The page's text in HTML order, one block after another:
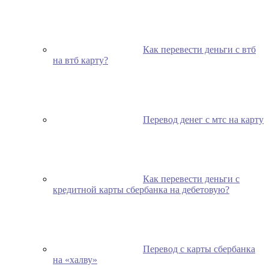
Как перевести деньги с втб
на втб карту?
Перевод денег с мтс на карту
Как перевести деньги с
кредитной карты сбербанка на дебетовую?
Перевод с карты сбербанка
на «халву»